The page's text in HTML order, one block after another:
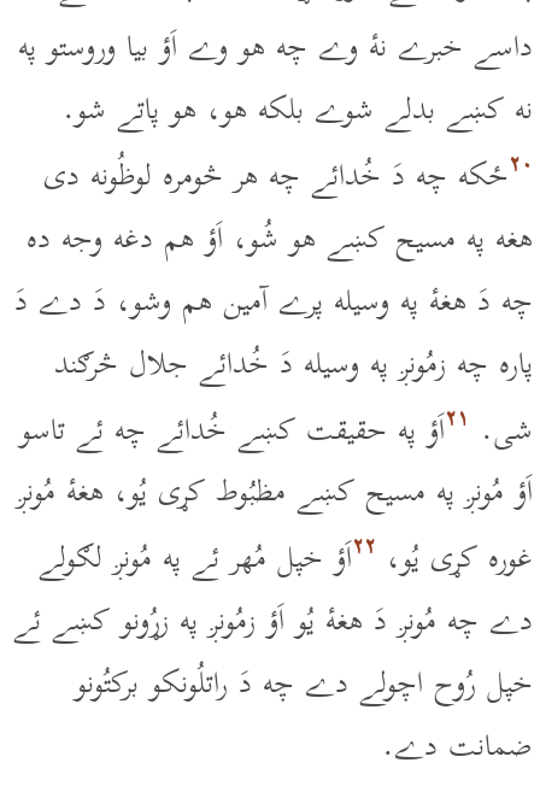
داسے خبرے نۀ وے چه هو وے اَؤ بيا وروستو په
نه کښے بدلے شوے بلکه هو، هو پاتے شو.
۲۰ځکه چه دَ خُدائے چه هر څومره لوظُونه دى
هغه په مسيح کښے هو شُو، اَؤ هم دغه وجه ده
چه دَ هغۀ په وسيله پرے آمين هم وشو، دَ دے دَ
پاره چه زمُونږ په وسيله دَ خُدائے جلال څرګند
شى. ۲۱اَؤ په حقيقت کښے خُدائے چه ئے تاسو
اَؤ مُونږ په مسيح کښے مظبُوط کړى يُو، هغۀ مُونږ
غوره کړى يُو، ۲۲اَؤ خپل مُهر ئے په مُونږ لګولے
دے چه مُونږ دَ هغۀ يُو اَؤ زمُونږ په زړُونو کښے ئے
خپل رُوح اچولے دے چه دَ راتلُونکو برکتُونو
ضمانت دے.